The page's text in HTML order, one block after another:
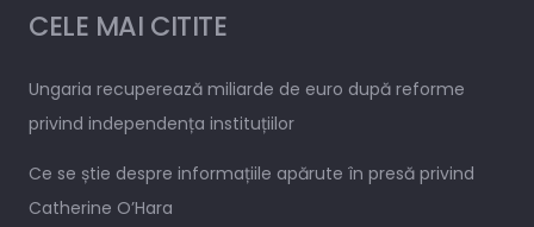
CELE MAI CITITE
Ungaria recuperează miliarde de euro după reforme
privind independența instituțiilor
Ce se știe despre informațiile apărute în presă privind
Catherine O’Hara